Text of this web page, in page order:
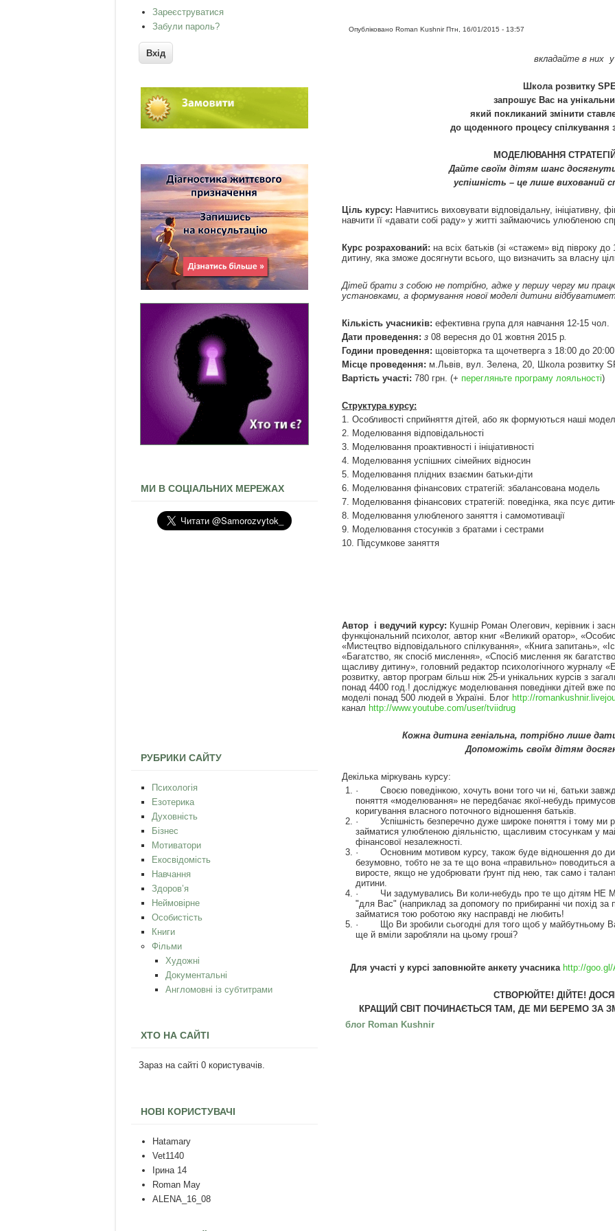
ОпублікованоRoman KushnirПтн, 16/01/2015 - 13:57
вкладайте в них у
Школа розвитку SPE
запрошує Вас на
який покликаний змінити
до щоденного процесу спілкування
МОДЕЛЮВАННЯ
Дайте своїм дітям шанс
успішність – це лише вихований
Ціль курсу: Навчитись виховувати відповідальну, ініціативну,
навчити її «давати собі раду» у житті займаючись улюбленою
Курс розрахований: на всіх батьків (зі «стажем» від півроку
дитину, яка зможе досягнути всього, що визначить за власну
Дітей брати з собою не потрібно, адже у першу чергу ми
установками, а формування нової моделі дитини
Кількість учасників: ефективна група для навчання 12-15 чол.
Дати проведення: з 08 вересня до 01 жовтня 2015 р.
Години проведення: щовівторка та щочетверга з 18:00 до 20:00
Місце проведення: м.Львів, вул. Зелена, 20, Школа розвитку
Вартість участі: 780 грн. (+ перегляньте програму лояльності)
Структура курсу:
1. Особливості сприйняття дітей, або як формуються наші
2. Моделювання відповідальності
3. Моделювання проактивності і ініціативності
4. Моделювання успішних сімейних відносин
5. Моделювання плідних взаємин батьки-діти
6. Моделювання фінансових стратегій: збалансована модель
7. Моделювання фінансових стратегій: поведінка, яка псує
8. Моделювання улюбленого заняття і самомотивації
9. Моделювання стосунків з братами і сестрами
10. Підсумкове заняття
Автор і ведучий курсу: Кушнір Роман Олегович, керівник і
функціональний психолог, автор книг «Великий оратор»,
«Мистецтво відповідального спілкування», «Книга запитань»,
«Багатство, як спосіб мислення», «Спосіб мислення як
щасливу дитину», головний редактор психологічного журналу
розвитку, автор програм більш ніж 25-и унікальних курсів з
понад 4400 год.! досліджує моделювання поведінки дітей вже
моделі понад 500 людей в Україні. Блог http://
канал http://www.youtube.com/user/tviidrug
Кожна дитина геніальна, потрібно лише
Допоможіть своїм дітям
Декілька міркувань курсу:
· Своєю поведінкою, хочуть вони того чи ні, батьки
поняття «моделювання» не передбачає якої-небудь
коригування власного поточного відношення батьків.
· Успішність безперечно дуже широке поняття і тому ми
займатися улюбленою діяльністю, щасливим стосункам у
фінансової незалежності.
· Основним мотивом курсу, також буде відношення до
безумовно, тобто не за те що вона «правильно» поводиться
виросте, якщо не удобрювати ґрунт під нею, так само і
дитини.
· Чи задумувались Ви коли-небудь про те що дітям НЕ
"для Вас" (наприклад за допомогу по прибиранні чи похід
займатися тою роботою яку насправді не любить!
· Що Ви зробили сьогодні для того щоб у майбутньому
ще й вміли заробляли на цьому гроші?
Для участі у курсі заповнюйте анкету учасника http://goo.gl/
СТВОРЮЙТЕ! ДІЙТЕ!
КРАЩИЙ СВІТ ПОЧИНАЄТЬСЯ ТАМ, ДЕ МИ БЕРЕМО ЗА
блог Roman Kushnir
Зареєструватися
Забули пароль?
МИ В СОЦІАЛЬНИХ МЕРЕЖАХ
РУБРИКИ САЙТУ
Психологія
Езотерика
Духовність
Бізнес
Мотиватори
Екосвідомість
Навчання
Здоров’я
Неймовірне
Особистість
Книги
Фільми
Художні
Документальні
Англомовні із субтитрами
ХТО НА САЙТІ
Зараз на сайті 0 користувачів.
НОВІ КОРИСТУВАЧІ
Hatamary
Vet1140
Ірина 14
Roman May
ALENA_16_08